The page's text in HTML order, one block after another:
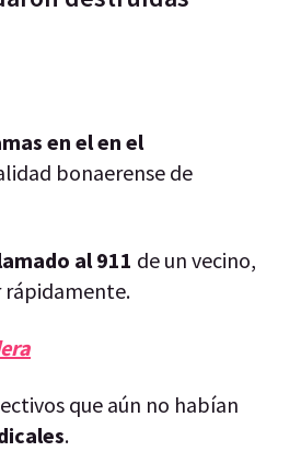
en el en el
bonaerense de
al 911 de un vecino,
rápidamente.
que aún no habían
.